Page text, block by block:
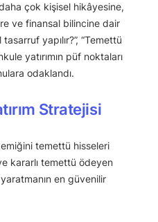
çok kişisel hikâyesine,
ve finansal bilincine dair
yapılır?”, “Temettü
yatırımın püf noktaları
odaklandı.
Stratejisi
temettü hisseleri
kararlı temettü ödeyen
en güvenilir